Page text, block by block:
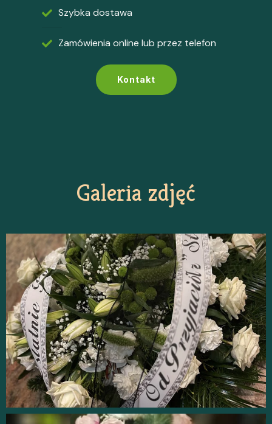
Szybka dostawa
Zamówienia online lub przez telefon
Kontakt
Galeria zdjęć